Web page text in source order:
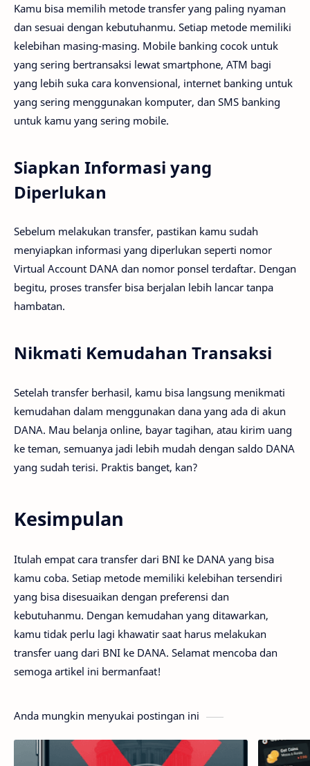
Kamu bisa memilih metode transfer yang paling nyaman
dan sesuai dengan kebutuhanmu. Setiap metode memiliki
kelebihan masing-masing. Mobile banking cocok untuk
yang sering bertransaksi lewat smartphone, ATM bagi
yang lebih suka cara konvensional, internet banking untuk
yang sering menggunakan komputer, dan SMS banking
untuk kamu yang sering mobile.
Siapkan Informasi yang
Diperlukan
Sebelum melakukan transfer, pastikan kamu sudah
menyiapkan informasi yang diperlukan seperti nomor
Virtual Account DANA dan nomor ponsel terdaftar. Dengan
begitu, proses transfer bisa berjalan lebih lancar tanpa
hambatan.
Nikmati Kemudahan Transaksi
Setelah transfer berhasil, kamu bisa langsung menikmati
kemudahan dalam menggunakan dana yang ada di akun
DANA. Mau belanja online, bayar tagihan, atau kirim uang
ke teman, semuanya jadi lebih mudah dengan saldo DANA
yang sudah terisi. Praktis banget, kan?
Kesimpulan
Itulah empat cara transfer dari BNI ke DANA yang bisa
kamu coba. Setiap metode memiliki kelebihan tersendiri
yang bisa disesuaikan dengan preferensi dan
kebutuhanmu. Dengan kemudahan yang ditawarkan,
kamu tidak perlu lagi khawatir saat harus melakukan
transfer uang dari BNI ke DANA. Selamat mencoba dan
semoga artikel ini bermanfaat!
Anda mungkin menyukai postingan ini